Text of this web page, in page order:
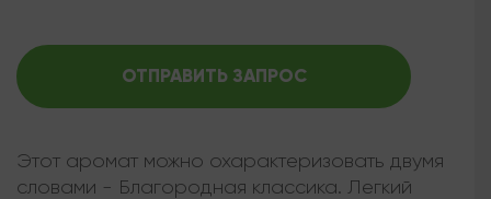
ОТПРАВИТЬ ЗАПРОС
Этот аромат можно охарактеризовать двумя
словами - Благородная классика. Легкий